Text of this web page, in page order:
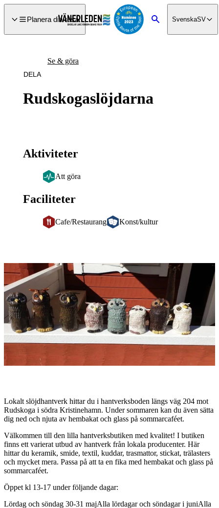
till
Planera din resa
Sök SvenskaSV
Rudskogaslöjdarna
Se & göra
DELA
Aktiviteter
Att göra
Faciliteter
Cafe/Restaurang Konst/kultur
Bildspel
med
bilder
Lokalt slöjdhantverk hittar du i hantverksboden längs väg 204 mot
Rudskoga i södra Kristinehamn. Under sommaren kan du även sätta
dig ned och njuta av hembakat och glass på sommarcaféet.
Välkommen till den lilla hantverksbutiken med kvalitet! I butiken
finns ett varierat utbud av hantverk från lokala producenter. Här
hittar du keramik, smide, textil, kuddar, trasmattor, stickat, trälasters
och mycket mera. Passa på att ta en fika med hembakat och glass på
sommarcaféet.
Öppet kl 13-17 under följande dagar:
Lördag och söndag 30-31 majAlla lördagar och söndagar i juniAlla